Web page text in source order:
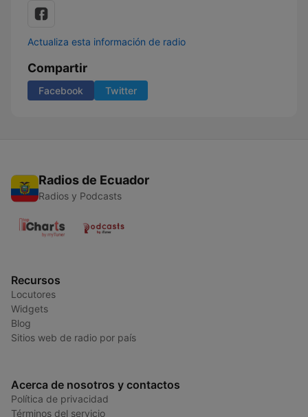
Actualiza esta información de radio
Compartir
Facebook Twitter
Radios de Ecuador
Radios y Podcasts
Recursos
Locutores
Widgets
Blog
Sitios web de radio por país
Acerca de nosotros y contactos
Política de privacidad
Términos del servicio